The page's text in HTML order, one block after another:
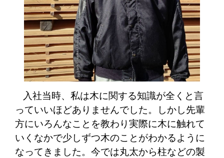
入社当時、私は木に関する知識が全くと言
っていいほどありませんでした。しかし先輩
方にいろんなことを教わり実際に木に触れて
いくなかで少しずつ木のことがわかるように
なってきました。今では丸太から柱などの製